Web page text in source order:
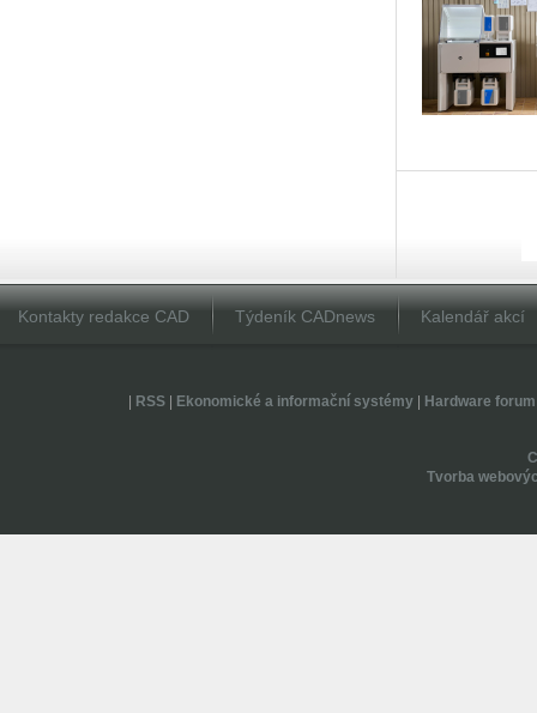
Kontakty redakce CAD Týdeník CADnews Kalendář akcí
RSS| Ekonomické a informační systémy| Hardware forum
Tvorba